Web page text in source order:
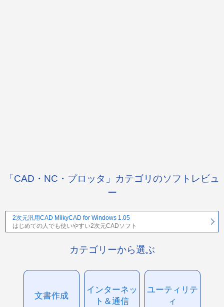
「CAD・NC・プロッタ」カテゴリのソフトレビュ
ー
2次元汎用CAD MilkyCAD for Windows 1.05
はじめての人でも使いやすい2次元CADソフト
カテゴリーから選ぶ
文書作成
インターネッ
ト＆通信
ユーティリテ
ィ